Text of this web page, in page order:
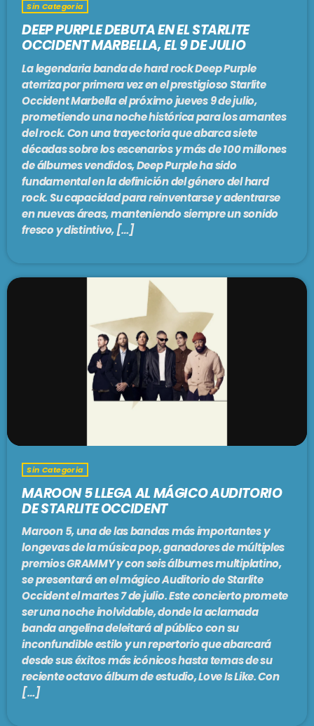
Sin Categoria
DEEP PURPLE DEBUTA EN EL STARLITE
OCCIDENT MARBELLA, EL 9 DE JULIO
La legendaria banda de hard rock Deep Purple
aterriza por primera vez en el prestigioso Starlite
Occident Marbella el próximo jueves 9 de julio,
prometiendo una noche histórica para los amantes
del rock. Con una trayectoria que abarca siete
décadas sobre los escenarios y más de 100 millones
de álbumes vendidos, Deep Purple ha sido
fundamental en la definición del género del hard
rock. Su capacidad para reinventarse y adentrarse
en nuevas áreas, manteniendo siempre un sonido
fresco y distintivo, […]
Sin Categoria
MAROON 5 LLEGA AL MÁGICO AUDITORIO
DE STARLITE OCCIDENT
Maroon 5, una de las bandas más importantes y
longevas de la música pop, ganadores de múltiples
premios GRAMMY y con seis álbumes multiplatino,
se presentará en el mágico Auditorio de Starlite
Occident el martes 7 de julio. Este concierto promete
ser una noche inolvidable, donde la aclamada
banda angelina deleitará al público con su
inconfundible estilo y un repertorio que abarcará
desde sus éxitos más icónicos hasta temas de su
reciente octavo álbum de estudio, Love Is Like. Con
[…]